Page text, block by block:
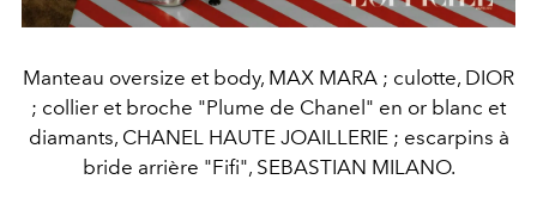
Manteau oversize et body, MAX MARA ; culotte, DIOR
; collier et broche "Plume de Chanel" en or blanc et
diamants, CHANEL HAUTE JOAILLERIE ; escarpins à
bride arrière "Fifi", SEBASTIAN MILANO.